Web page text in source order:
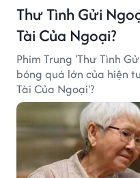
Thư Tình Gửi
Tài Của Ngoại?
Phim Trung 'Thư Tình
bóng quá lớn của hiện
Tài Của Ngoại'?